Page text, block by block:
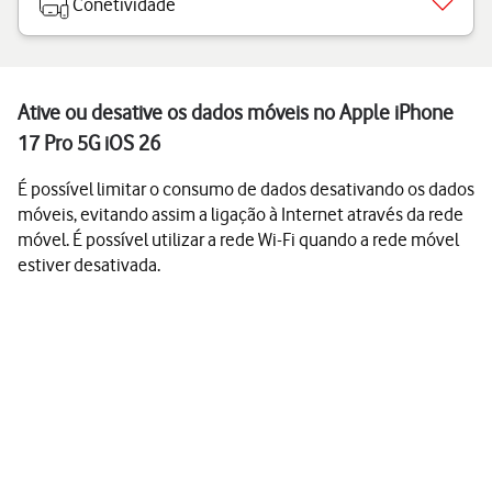
Conetividade
Ative ou desative os dados móveis no Apple iPhone
17 Pro 5G iOS 26
É possível limitar o consumo de dados desativando os dados
móveis, evitando assim a ligação à Internet através da rede
móvel. É possível utilizar a rede Wi-Fi quando a rede móvel
estiver desativada.